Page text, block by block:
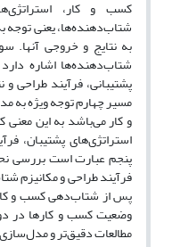
کسب و کار،
شتاب‌دهنده‌ها، یعنی
به نتایج و خروجی آنها.
شتاب‌دهنده‌ها اشاره
پشتیبانی، فرآیند طراحی
مسیر چهارم توجه ویژه به
و کار می‌باشد به این
استراتژی‌های پشتیبان،
پنجم عبارت است بررسی
فرآیند طراحی و مکانیزم
پس از شتاب‌دهی کسب و
وضعیت کسب و کارها در
مطالعات دقیق‌تر و